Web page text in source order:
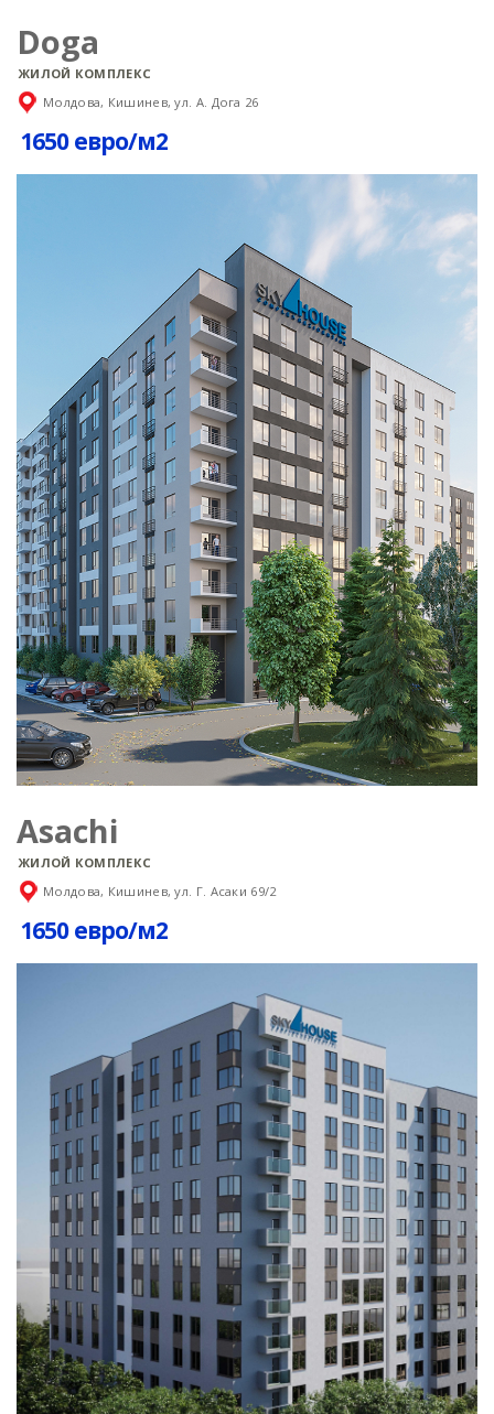
Doga
ЖИЛОЙ КОМПЛЕКС
Молдова, Кишинев, ул. А. Дога 26
1650 евро/м2
Asachi
ЖИЛОЙ КОМПЛЕКС
Молдова, Кишинев, ул. Г. Асаки 69/2
1650 евро/м2